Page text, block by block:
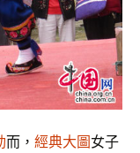
而， 經典大圖女子